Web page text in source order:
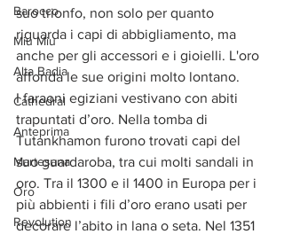
Barocco
Miu Miu
Alta Badia
Cathedral
Anteprima
Martesana
Oro
Revolution
suo trionfo, non solo per quanto
riguarda i capi di abbigliamento, ma
anche per gli accessori e i gioielli. L'oro
affonda le sue origini molto lontano.
I faraoni egiziani vestivano con abiti
trapuntati d’oro. Nella tomba di
Tutankhamon furono trovati capi del
suo guardaroba, tra cui molti sandali in
oro. Tra il 1300 e il 1400 in Europa per i
più abbienti i fili d’oro erano usati per
decorare l’abito in lana o seta. Nel 1351